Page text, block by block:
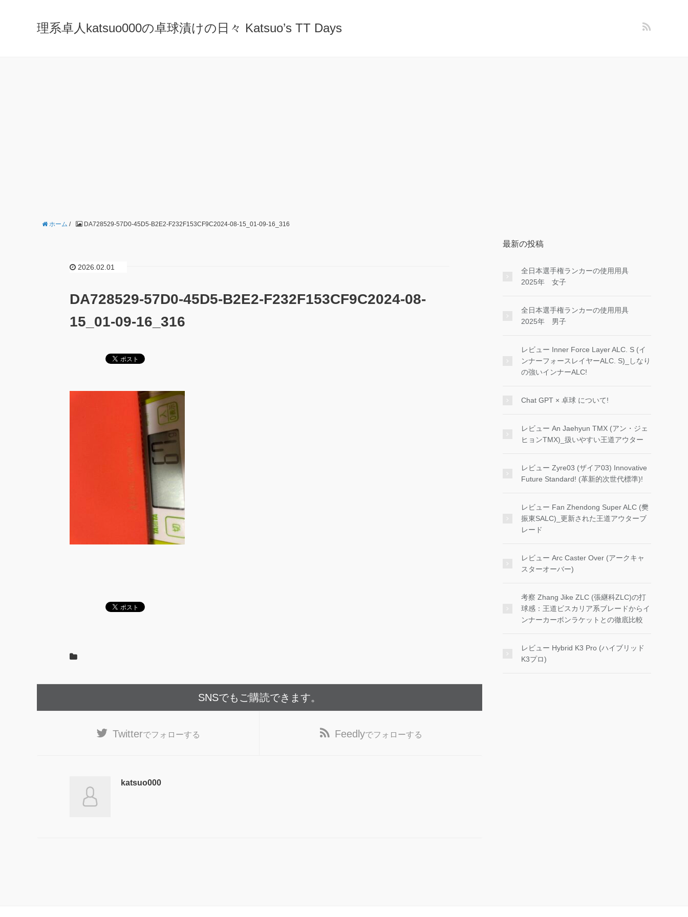
理系卓人katsuo000の卓球漬けの日々 Katsuo’s TT Days
ホーム / DA728529-57D0-45D5-B2E2-F232F153CF9C2024-08-15_01-09-16_316
2026.02.01
DA728529-57D0-45D5-B2E2-F232F153CF9C2024-08-
15_01-09-16_316
SNSでもご購読できます。
Twitterでフォローする Feedlyでフォローする
katsuo000
最新の投稿
全日本選手権ランカーの使用用具
2025年 女子
全日本選手権ランカーの使用用具
2025年 男子
レビュー Inner Force Layer ALC. S (イ
ンナーフォースレイヤーALC. S)_しなり
の強いインナーALC!
Chat GPT × 卓球 について!
レビュー An Jaehyun TMX (アン・ジェ
ヒョンTMX)_扱いやすい王道アウター
レビュー Zyre03 (ザイア03) Innovative
Future Standard! (革新的次世代標準)!
レビュー Fan Zhendong Super ALC (樊
振東SALC)_更新された王道アウターブ
レード
レビュー Arc Caster Over (アークキャ
スターオーバー)
考察 Zhang Jike ZLC (張継科ZLC)の打
球感：王道ビスカリア系ブレードからイ
ンナーカーボンラケットとの徹底比較
レビュー Hybrid K3 Pro (ハイブリッド
K3プロ)